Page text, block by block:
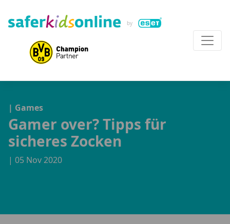
| Games
Gamer over? Tipps für
sicheres Zocken
| 05 Nov 2020